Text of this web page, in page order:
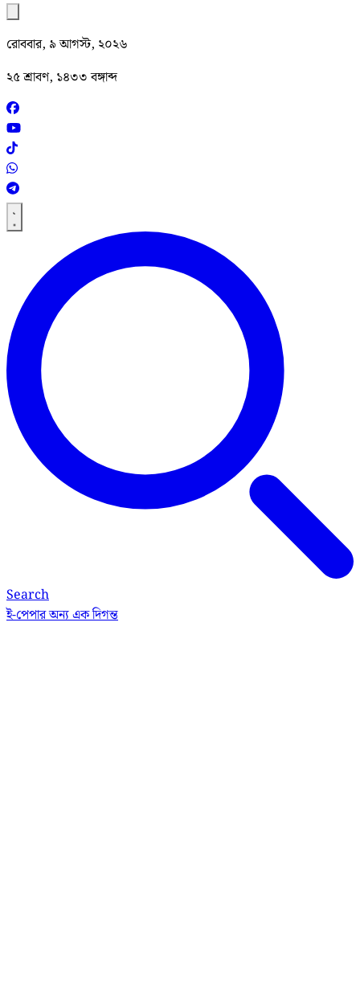
রোববার, ৯ আগস্ট, ২০২৬
২৫ শ্রাবণ, ১৪৩৩ বঙ্গাব্দ
Search
ই-পেপারঅন্য এক দিগন্ত